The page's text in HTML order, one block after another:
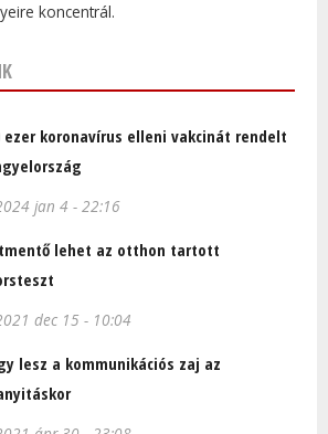
koncentrál.
ezer koronavírus elleni vakcinát rendelt
jan 4 - 22:16
lehet az otthon tartott
dec 15 - 10:04
lesz a kommunikációs zaj az